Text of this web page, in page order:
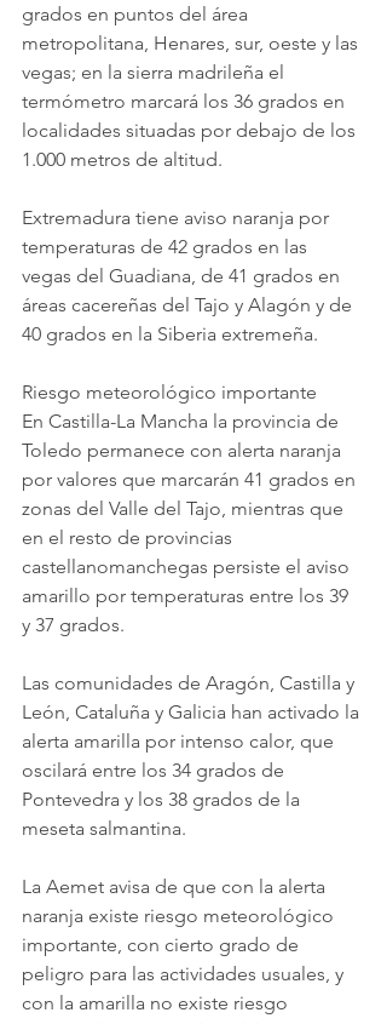
grados en puntos del área
metropolitana, Henares, sur, oeste y las
vegas; en la sierra madrileña el
termómetro marcará los 36 grados en
localidades situadas por debajo de los
1.000 metros de altitud.
Extremadura tiene aviso naranja por
temperaturas de 42 grados en las
vegas del Guadiana, de 41 grados en
áreas cacereñas del Tajo y Alagón y de
40 grados en la Siberia extremeña.
Riesgo meteorológico importante
En Castilla-La Mancha la provincia de
Toledo permanece con alerta naranja
por valores que marcarán 41 grados en
zonas del Valle del Tajo, mientras que
en el resto de provincias
castellanomanchegas persiste el aviso
amarillo por temperaturas entre los 39
y 37 grados.
Las comunidades de Aragón, Castilla y
León, Cataluña y Galicia han activado la
alerta amarilla por intenso calor, que
oscilará entre los 34 grados de
Pontevedra y los 38 grados de la
meseta salmantina.
La Aemet avisa de que con la alerta
naranja existe riesgo meteorológico
importante, con cierto grado de
peligro para las actividades usuales, y
con la amarilla no existe riesgo